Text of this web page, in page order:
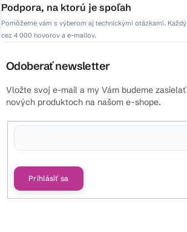
Podpora, na ktorú je spoľah
Pomôžeme vám s výberom aj technickými otázkami.
cez 4 000 hovorov a e-mailov.
Odoberať newsletter
Vložte svoj e-mail a my Vám budeme
nových produktoch na našom e-shope.
Prihlásiť sa